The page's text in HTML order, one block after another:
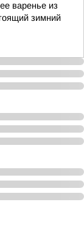
варенье из
зимний